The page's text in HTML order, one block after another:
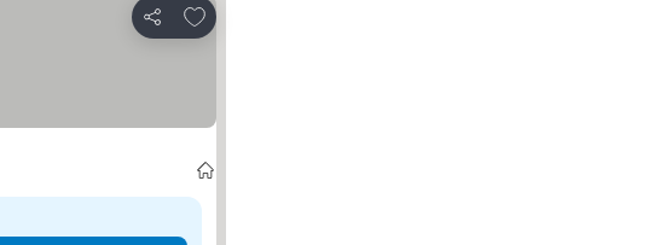
Partager
Ajouter à mes favoris